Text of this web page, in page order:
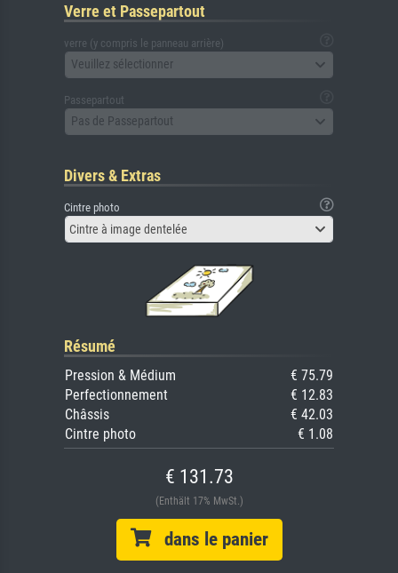
Verre et Passepartout
verre (y compris le panneau arrière)
Veuillez sélectionner
Passepartout
Pas de Passepartout
Divers & Extras
Cintre photo
Cintre à image dentelée
Résumé
Pression & Médium
€ 75.79
Perfectionnement
€ 12.83
Châssis
€ 42.03
Cintre photo
€ 1.08
€ 131.73
(Enthält 17% MwSt.)
dans le panier